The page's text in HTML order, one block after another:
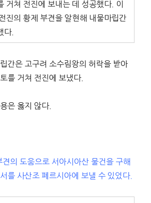
거쳐 전진에 보내는 데 성공했다. 이
진의 황제 부견을 알현해 내물마립간
다.
간은 고구려 소수림왕의 허락을 받아
를 거쳐 전진에 보냈다.
은 옳지 않다.
의 도움으로 서아시아산 물건을 구해
를 사산조 페르시아에 보낼 수 있었다.